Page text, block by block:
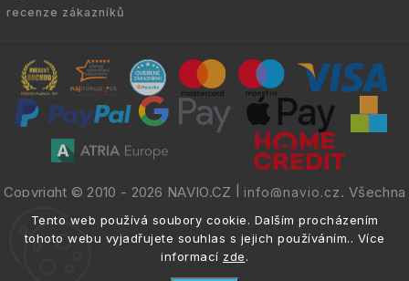
Tento web používá soubory cookie. Dalším procházením
tohoto webu vyjadřujete souhlas s jejich používáním.. Více
informací zde.
recenze zákazníků
Copyright © 2010 - 2026 NAVIO.CZ info@navio.cz. Všechna
práva vyhrazena.